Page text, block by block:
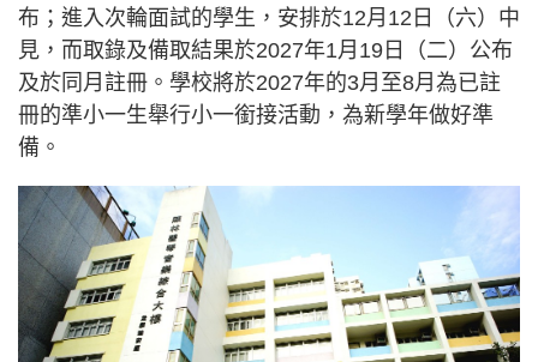
布；進入次輪面試的學生，安排於12月12日（六）中
見，而取錄及備取結果於2027年1月19日（二）公布
及於同月註冊。學校將於2027年的3月至8月為已註
冊的準小一生舉行小一銜接活動，為新學年做好準
備。